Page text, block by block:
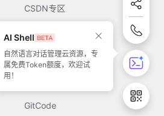
CSDN专区
51CTO
GitCode
AI Shell
自然语言对话管理云资源，专
属免费Token额度，欢迎试
用！